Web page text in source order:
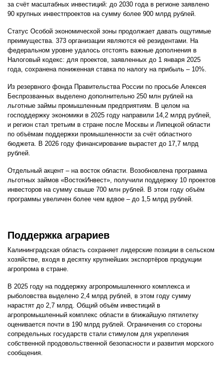
за счёт масштабных инвестиций: до 2030 года в регионе заявлено
90 крупных инвестпроектов на сумму более 900 млрд рублей.
Статус Особой экономической зоны продолжает давать ощутимые
преимущества. 373 организации являются её резидентами. На
федеральном уровне удалось отстоять важные дополнения в
Налоговый кодекс: для проектов, заявленных до 1 января 2025
года, сохранена пониженная ставка по налогу на прибыль – 10%.
Из резервного фонда Правительства России по просьбе Алексея
Беспрозванных выделено дополнительно 250 млн рублей на
льготные займы промышленным предприятиям. В целом на
господдержку экономики в 2025 году направили 14,2 млрд рублей,
и регион стал третьим в стране после Москвы и Липецкой области
по объёмам поддержки промышленности за счёт областного
бюджета. В 2026 году финансирование вырастет до 17,7 млрд
рублей.
Отдельный акцент – на восток области. Возобновлена программа
льготных займов «ВостокИнвест», получили поддержку 10 проектов
инвесторов на сумму свыше 700 млн рублей. В этом году объём
программы увеличен более чем вдвое – до 1,5 млрд рублей.
Поддержка аграриев
Калининградская область сохраняет лидерские позиции в сельском
хозяйстве, входя в десятку крупнейших экспортёров продукции
агропрома в стране.
В 2025 году на поддержку агропромышленного комплекса и
рыболовства выделено 2,4 млрд рублей, в этом году сумму
нарастят до 2,7 млрд. Общий объём инвестиций в
агропромышленный комплекс области в ближайшую пятилетку
оценивается почти в 190 млрд рублей. Ограничения со стороны
сопредельных государств стали стимулом для укрепления
собственной продовольственной безопасности и развития морского
сообщения.